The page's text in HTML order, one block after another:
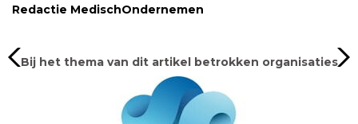
Redactie MedischOndernemen
Bij het thema van dit artikel betrokken organisaties